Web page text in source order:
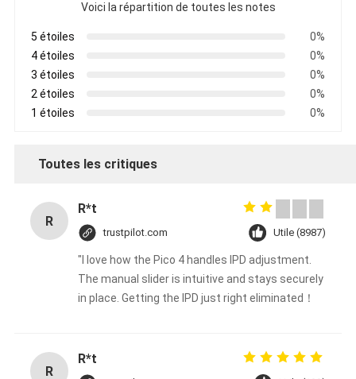
Voici la répartition de toutes les notes
5 étoiles
0%
4 étoiles
0%
3 étoiles
0%
2 étoiles
0%
1 étoiles
0%
Toutes les critiques
R
R*t
trustpilot.com Utile (8987)
"I love how the Pico 4 handles IPD adjustment.
The manual slider is intuitive and stays securely
in place. Getting the IPD just right eliminated！
R
R*t